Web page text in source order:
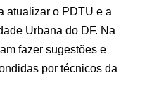
atualizar o PDTU e a
Urbana do DF. Na
fazer sugestões e
por técnicos da